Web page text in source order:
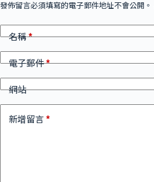
發佈留言必須填寫的電子郵件地址不會公開。
名稱*
電子郵件*
網站
新增留言 *